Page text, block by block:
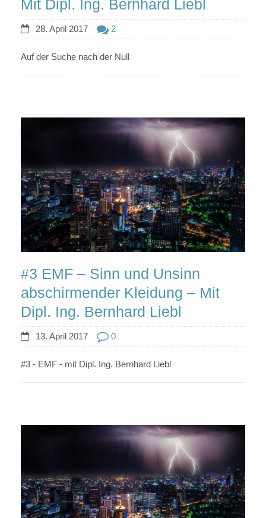
Mit Dipl. Ing. Bernhard Liebl
28. April 2017 2
Auf der Suche nach der Null
#3 EMF – Sinn und Unsinn
abschirmender Kleidung – Mit
Dipl. Ing. Bernhard Liebl
13. April 2017 0
#3 - EMF - mit Dipl. Ing. Bernhard Liebl